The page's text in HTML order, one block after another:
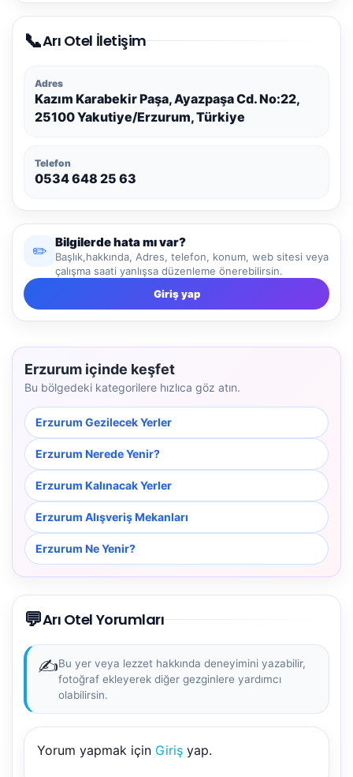
📞Arı Otel İletişim
Adres
Kazım Karabekir Paşa, Ayazpaşa Cd. No:22,
25100 Yakutiye/Erzurum, Türkiye
Telefon
0534 648 25 63
✏️
Bilgilerde hata mı var?
Başlık,hakkında, Adres, telefon, konum, web sitesi veya
çalışma saati yanlışsa düzenleme önerebilirsin.
Giriş yap
Erzurum içinde keşfet
Bu bölgedeki kategorilere hızlıca göz atın.
Erzurum Gezilecek Yerler
Erzurum Nerede Yenir?
Erzurum Kalınacak Yerler
Erzurum Alışveriş Mekanları
Erzurum Ne Yenir?
💬Arı Otel Yorumları
✍️Bu yer veya lezzet hakkında deneyimini yazabilir,
fotoğraf ekleyerek diğer gezginlere yardımcı
olabilirsin.
Yorum yapmak için Giriş yap.